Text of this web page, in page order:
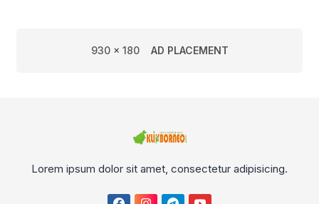
930 x 180 AD PLACEMENT
Lorem ipsum dolor sit amet, consectetur adipisicing.